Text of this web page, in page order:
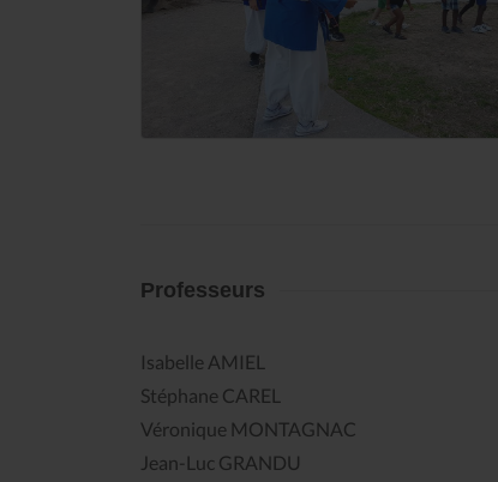
Professeurs
Isabelle AMIEL
Stéphane CAREL
Véronique MONTAGNAC
Jean-Luc GRANDU